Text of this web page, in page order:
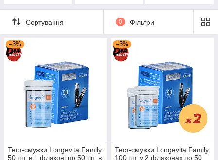
Найпопулярніші товари із цієї
категорії
Сортування 0 Фільтри
–3%
Тест-смужки Longevita Family
50 шт. в 1 флаконі по 50 шт. в
–3%
Тест-смужки Longevita Family
100 шт. у 2 флаконах по 50